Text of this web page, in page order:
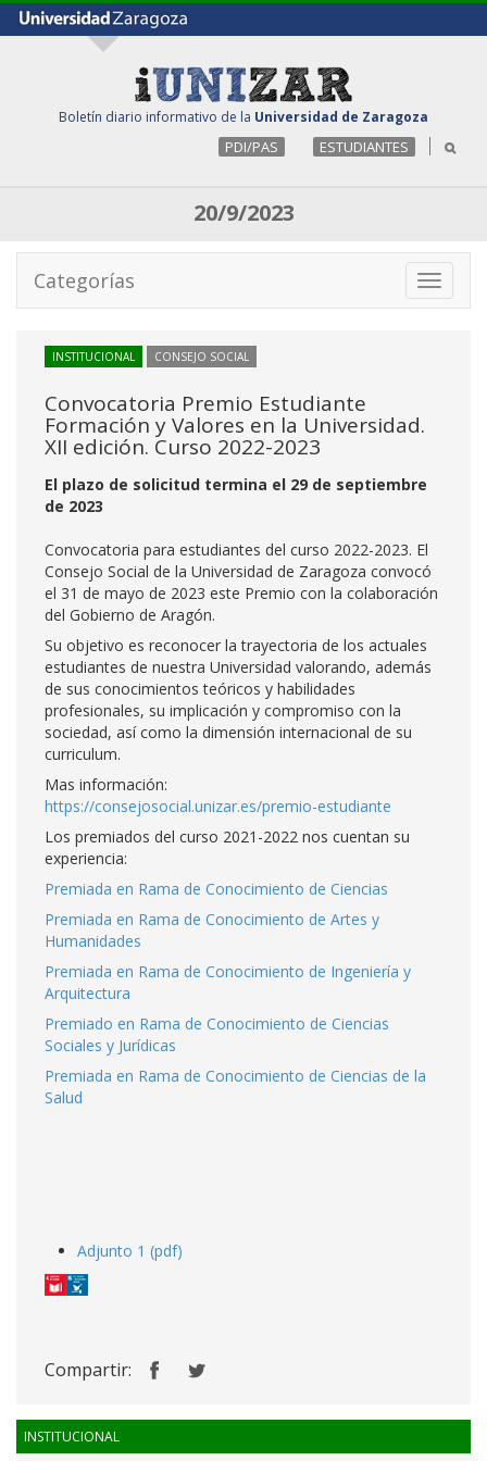
Boletín diario informativo de la Universidad de Zaragoza
PDI/PAS ESTUDIANTES
20/9/2023
Toggle
Categorías
INSTITUCIONAL CONSEJO SOCIAL
Convocatoria Premio Estudiante
Formación y Valores en la Universidad.
XII edición. Curso 2022-2023
El plazo de solicitud termina el 29 de septiembre
de 2023
Convocatoria para estudiantes del curso 2022-2023. El
Consejo Social de la Universidad de Zaragoza convocó
el 31 de mayo de 2023 este Premio con la colaboración
del Gobierno de Aragón.
Su objetivo es reconocer la trayectoria de los actuales
estudiantes de nuestra Universidad valorando, además
de sus conocimientos teóricos y habilidades
profesionales, su implicación y compromiso con la
sociedad, así como la dimensión internacional de su
curriculum.
Mas información:
https://consejosocial.unizar.es/premio-estudiante
Los premiados del curso 2021-2022 nos cuentan su
experiencia:
Premiada en Rama de Conocimiento de Ciencias
Premiada en Rama de Conocimiento de Artes y
Humanidades
Premiada en Rama de Conocimiento de Ingeniería y
Arquitectura
Premiado en Rama de Conocimiento de Ciencias
Sociales y Jurídicas
Premiada en Rama de Conocimiento de Ciencias de la
Salud
Adjunto 1 (pdf)
Compartir:
INSTITUCIONAL